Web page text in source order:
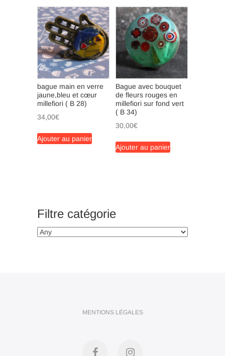
bague main en verre
jaune,bleu et cœur
millefiori ( B 28)
34,00€
Ajouter au panier
Bague avec bouquet
de fleurs rouges en
millefiori sur fond vert
( B 34)
30,00€
Ajouter au panier
Filtre catégorie
MENTIONS LÉGALES
FacebookInstagram